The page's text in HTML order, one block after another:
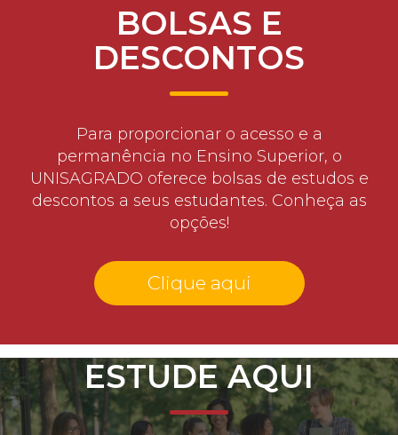
BOLSAS E
DESCONTOS
Para proporcionar o acesso e a
permanência no Ensino Superior, o
UNISAGRADO oferece bolsas de estudos e
descontos a seus estudantes. Conheça as
opções!
Clique aqui
ESTUDE AQUI